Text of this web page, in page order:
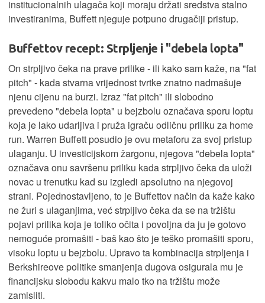
institucionalnih ulagača koji moraju držati sredstva stalno
investiranima, Buffett njeguje potpuno drugačiji pristup.
Buffettov recept: Strpljenje i "debela lopta"
On strpljivo čeka na prave prilike - ili kako sam kaže, na "fat
pitch" - kada stvarna vrijednost tvrtke znatno nadmašuje
njenu cijenu na burzi. Izraz "fat pitch" ili slobodno
prevedeno "debela lopta" u bejzbolu označava sporu loptu
koja je lako udarljiva i pruža igraču odličnu priliku za home
run. Warren Buffett posudio je ovu metaforu za svoj pristup
ulaganju. U investicijskom žargonu, njegova "debela lopta"
označava onu savršenu priliku kada strpljivo čeka da uloži
novac u trenutku kad su izgledi apsolutno na njegovoj
strani. Pojednostavljeno, to je Buffettov način da kaže kako
ne žuri s ulaganjima, već strpljivo čeka da se na tržištu
pojavi prilika koja je toliko očita i povoljna da ju je gotovo
nemoguće promašiti - baš kao što je teško promašiti sporu,
visoku loptu u bejzbolu. Upravo ta kombinacija strpljenja i
Berkshireove politike smanjenja dugova osigurala mu je
financijsku slobodu kakvu malo tko na tržištu može
zamisliti.